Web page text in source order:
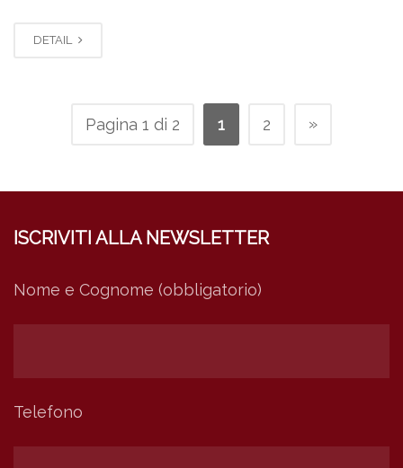
DETAIL
Pagina 1 di 2 1 2 »
ISCRIVITI ALLA NEWSLETTER
Nome e Cognome (obbligatorio)
Telefono